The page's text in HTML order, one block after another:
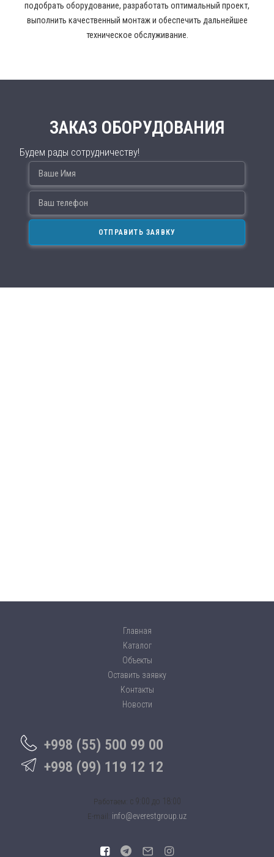
подобрать оборудование, разработать оптимальный проект,
выполнить качественный монтаж и обеспечить дальнейшее
техническое обслуживание.
ЗАКАЗ ОБОРУДОВАНИЯ
Будем рады сотрудничеству!
Главная
Каталог
Объекты
Оставить заявку
Контакты
Новости
+998 (55) 500 99 00
+998 (99) 119 12 12
Работаем: c 9:00 до 18:00
E-mail: info@everestgroup.uz